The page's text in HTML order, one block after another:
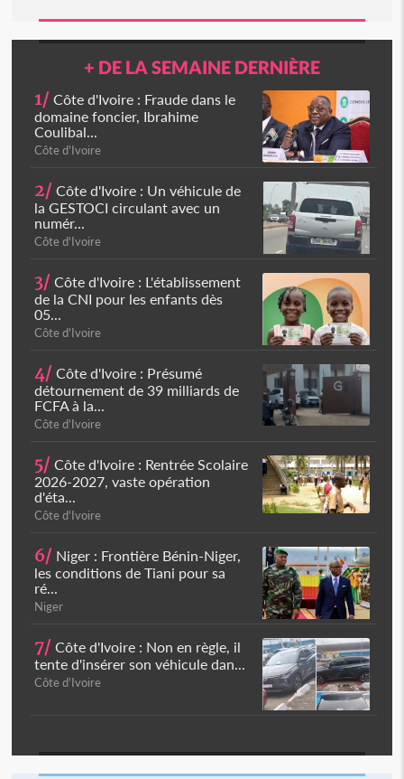
+ DE LA SEMAINE DERNIÈRE
1/ Côte d'Ivoire : Fraude dans le
domaine foncier, Ibrahime
Coulibal...
Côte d'Ivoire
2/ Côte d'Ivoire : Un véhicule de
la GESTOCI circulant avec un
numér...
Côte d'Ivoire
3/ Côte d'Ivoire : L'établissement
de la CNI pour les enfants dès
05...
Côte d'Ivoire
4/ Côte d'Ivoire : Présumé
détournement de 39 milliards de
FCFA à la...
Côte d'Ivoire
5/ Côte d'Ivoire : Rentrée Scolaire
2026-2027, vaste opération
d'éta...
Côte d'Ivoire
6/ Niger : Frontière Bénin-Niger,
les conditions de Tiani pour sa
ré...
Niger
7/ Côte d'Ivoire : Non en règle, il
tente d'insérer son véhicule dan...
Côte d'Ivoire